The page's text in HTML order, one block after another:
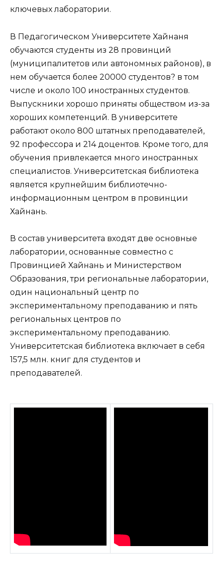
ключевых лаборатории.
В Педагогическом Университете Хайнаня
обучаются студенты из 28 провинций
(муниципалитетов или автономных районов), в
нем обучается более 20000 студентов? в том
числе и около 100 иностранных студентов.
Выпускники хорошо приняты обществом из-за
хороших компетенций. В университете
работают около 800 штатных преподавателей,
92 профессора и 214 доцентов. Кроме того, для
обучения привлекается много иностранных
специалистов. Университетская библиотека
является крупнейшим библиотечно-
информационным центром в провинции
Хайнань.
В состав университета входят две основные
лаборатории, основанные совместно с
Провинцией Хайнань и Министерством
Образования, три региональные лаборатории,
один национальный центр по
экспериментальному преподаванию и пять
региональных центров по
экспериментальному преподаванию.
Университетская библиотека включает в себя
157,5 млн. книг для студентов и
преподавателей.